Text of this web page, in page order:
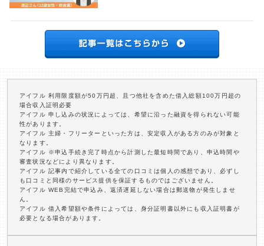
アイフル 利用限度額が50万円超、且つ他社を含めた借入総額100万円超の
場合収入証明必要
アイフル 申し込みの状況によっては、希望に沿った融資を得られない可能
性があります。
アイフル 主婦・フリーターといった方は、安定収入がある方のみが対象と
なります。
アイフル ※申込手続き完了時点から計測した最短時間であり、申込時間や
審査状況などにより異なります。
アイフル 記事内で紹介している全ての口コミは個人の感想であり、必ずし
も口コミと同様のサービス提供を保証するものではございません。
アイフル WEB完結で申込み、返済遅延しない場合は郵送物が発生しませ
ん。
アイフル 借入希望額や条件によっては、身分証明書以外にも収入証明書が
必要となる場合があります。